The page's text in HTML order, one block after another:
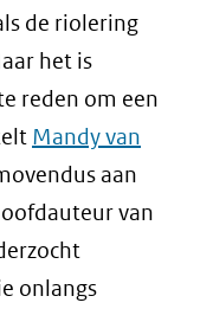
de riolering
het is
reden om een
Mandy van
aan
van
onlangs